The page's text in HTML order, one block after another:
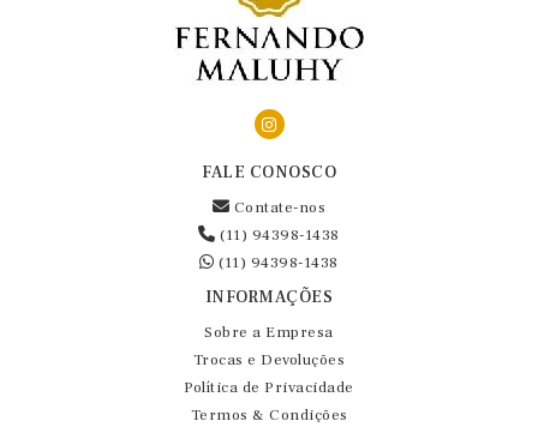
FALE CONOSCO
Contate-nos
(11) 94398-1438
(11) 94398-1438
INFORMAÇÕES
Sobre a Empresa
Trocas e Devoluções
Política de Privacidade
Termos & Condições